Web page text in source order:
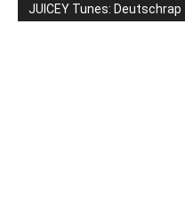
JUICEY Tunes: Deutschrap